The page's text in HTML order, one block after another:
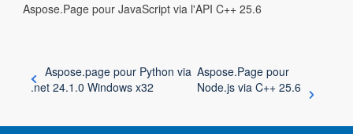
Aspose.Page pour JavaScript via l'API C++ 25.6
Aspose.page pour Python via
.net 24.1.0 Windows x32
Aspose.Page pour
Node.js via C++ 25.6